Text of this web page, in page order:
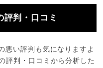
評判・口コミ
悪い評判も気になりますよ
評判・口コミから分析した